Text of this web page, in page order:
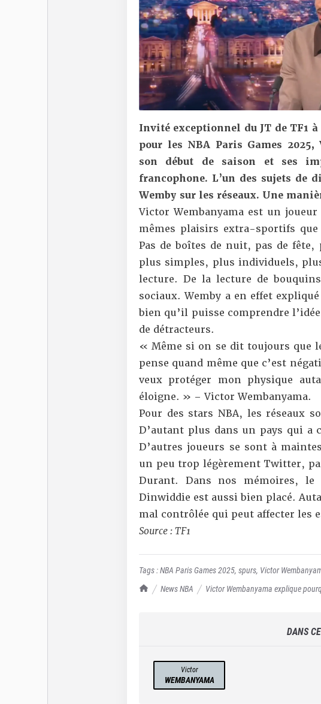
TrashTalk Actu NBA
News NBA Victor Wembanyama explique
Invité exceptionnel du JT de TF1
pour les NBA Paris Games
son début de saison et ses
francophone. L’un des sujets de
Wemby sur les réseaux. Une
Victor Wembanyama est un
mêmes plaisirs extra-sportifs
Pas de boîtes de nuit, pas de
plus simples, plus individuels,
lecture. De la lecture de
sociaux. Wemby a en effet
bien qu’il puisse comprendre
de détracteurs.
« Même si on se dit toujours que
pense quand même que c’est
veux protéger mon physique
éloigne. » – Victor Wembanyama.
Pour des stars NBA, les réseaux
D’autant plus dans un pays qui a
D’autres joueurs se sont à
un peu trop légèrement Twitter,
Durant. Dans nos mémoires, le
Dinwiddie est aussi bien placé.
mal contrôlée qui peut affecter les
Source : TF1
Tags :NBA Paris Games 2025, spurs, Victor
DANS
Victor
WEMBANYAMA